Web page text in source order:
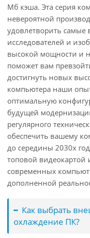
Мб кэша. Эта серия
невероятной
удовлетворить самые
исследователей и
высокой мощности и
поможет вам
достигнуть новых
компьютера наши
оптимальную
будущей
регулярного
обеспечить вашему
до середины 2030х
топовой видеокартой
современных
дополненной
Как выбрать
охлаждение ПК?